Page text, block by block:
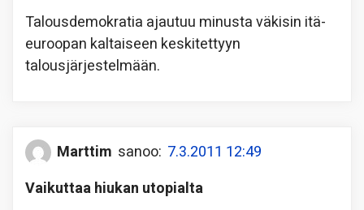
Talousdemokratia ajautuu minusta väkisin itä-
euroopan kaltaiseen keskitettyyn
talousjärjestelmään.
Marttim sanoo: 7.3.2011 12:49
Vaikuttaa hiukan utopialta